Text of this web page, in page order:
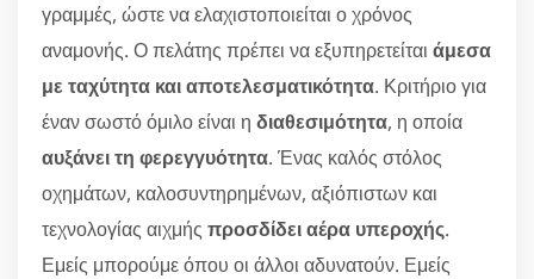
γραμμές, ώστε να ελαχιστοποιείται ο χρόνος
αναμονής. Ο πελάτης πρέπει να εξυπηρετείται άμεσα
με ταχύτητα και αποτελεσματικότητα. Κριτήριο για
έναν σωστό όμιλο είναι η διαθεσιμότητα, η οποία
αυξάνει τη φερεγγυότητα. Ένας καλός στόλος
οχημάτων, καλοσυντηρημένων, αξιόπιστων και
τεχνολογίας αιχμής προσδίδει αέρα υπεροχής.
Εμείς μπορούμε όπου οι άλλοι αδυνατούν. Εμείς